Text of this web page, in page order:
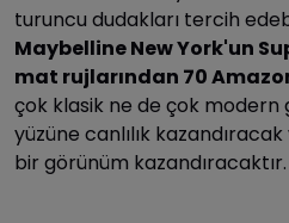
turuncu dudakları tercih
Maybelline New York'un
mat rujlarından 70
çok klasik ne de çok
yüzüne canlılık
bir görünüm kazandıracaktır.